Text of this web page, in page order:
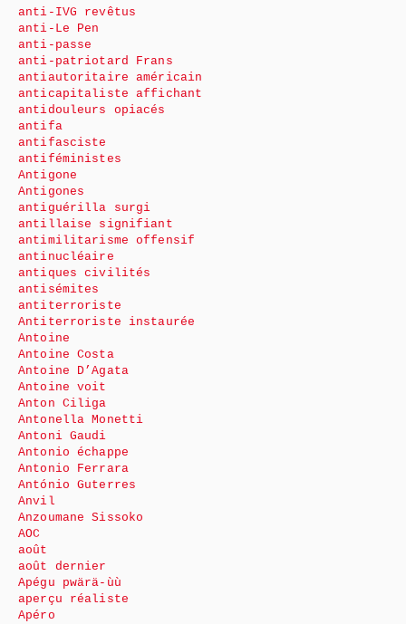
anti-IVG revêtus
anti-Le Pen
anti-passe
anti-patriotard Frans
antiautoritaire américain
anticapitaliste affichant
antidouleurs opiacés
antifa
antifasciste
antiféministes
Antigone
Antigones
antiguérilla surgi
antillaise signifiant
antimilitarisme offensif
antinucléaire
antiques civilités
antisémites
antiterroriste
Antiterroriste instaurée
Antoine
Antoine Costa
Antoine D’Agata
Antoine voit
Anton Ciliga
Antonella Monetti
Antoni Gaudi
Antonio échappe
Antonio Ferrara
António Guterres
Anvil
Anzoumane Sissoko
AOC
août
août dernier
Apégu pwärä-ùù
aperçu réaliste
Apéro